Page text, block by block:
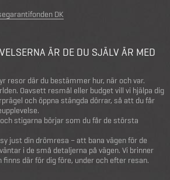
DK
ÄR DE DU SJÄLV ÄR MED
resor där du bestämmer hur, när och var.
Oavsett resmål eller budget vill vi hjälpa dig
och öppna stängda dörrar, så att du får
stigarna börjar som du får de största
just din drömresa – att bana vägen för de
i de små detaljerna på vägen. Vi brinner
där för dig före, under och efter resan.